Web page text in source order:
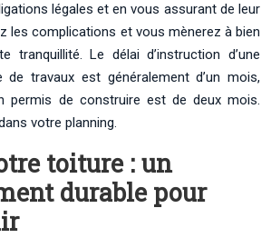
légales et en vous assurant de leur
les complications et vous mènerez à bien
tranquillité. Le délai d’instruction d’une
de travaux est généralement d’un mois,
permis de construire est de deux mois.
votre planning.
toiture : un
durable pour